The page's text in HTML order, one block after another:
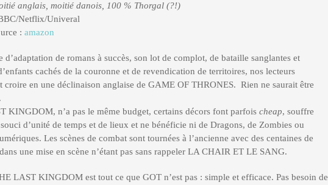
anglais, moitié danois, 100 % Thorgal (?!)
Netflix/Univeral
: amazon
d’adaptation de romans à succès, son lot de complot, de bataille sanglantes et
cachés de la couronne et de revendication de territoires, nos lecteurs
croire en une déclinaison anglaise de GAME OF THRONES. Rien ne saurait être
KINGDOM, n’a pas le même budget, certains décors font parfois cheap, souffre
d’unité de temps et de lieux et ne bénéficie ni de Dragons, de Zombies ou
Les scènes de combat sont tournées à l’ancienne avec des centaines de
une mise en scène n’étant pas sans rappeler LA CHAIR ET LE SANG.
LAST KINGDOM est tout ce que GOT n’est pas : simple et efficace. Pas besoin de